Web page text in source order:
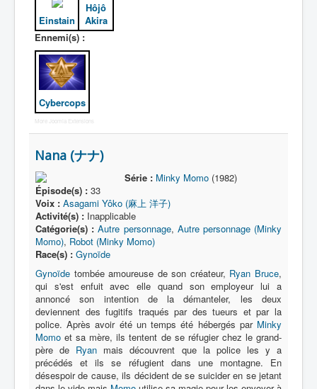
Einstain
Hôjô
Akira
Ennemi(s) :
Cybercops
More Joomla Extensions
Nana (ナナ)
Série : Minky Momo(1982)
Épisode(s) : 33
Voix : Asagami Yôko (麻上 洋子)
Activité(s) : Inapplicable
Catégorie(s) : Autre personnage, Autre personnage (Minky
Momo), Robot (Minky Momo)
Race(s) : Gynoïde
Gynoïde tombée amoureuse de son créateur, Ryan Bruce,
qui s'est enfuit avec elle quand son employeur lui a
annoncé son intention de la démanteler, les deux
deviennent des fugitifs traqués par des tueurs et par la
police. Après avoir été un temps été hébergés par Minky
Momo et sa mère, ils tentent de se réfugier chez le grand-
père de Ryan mais découvrent que la police les y a
précédés et ils se réfugient dans une montagne. En
désespoir de cause, ils décident de se suicider en se jetant